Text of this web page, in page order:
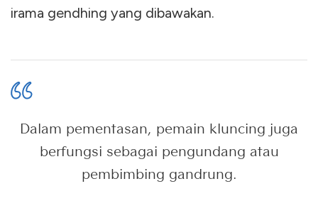
irama gendhing yang dibawakan.
Dalam pementasan, pemain kluncing juga
berfungsi sebagai pengundang atau
pembimbing gandrung.